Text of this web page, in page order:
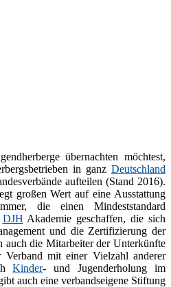
übernachten möchtest,
in ganz Deutschland
aufteilen (Stand 2016).
großen Wert auf eine Ausstattung
die einen Mindeststandard
DJH Akademie geschaffen, die sich
und die Zertifizierung der
auch die Mitarbeiter der Unterkünfte
mit einer Vielzahl anderer
Kinder- und Jugenderholung im
auch eine verbandseigene Stiftung